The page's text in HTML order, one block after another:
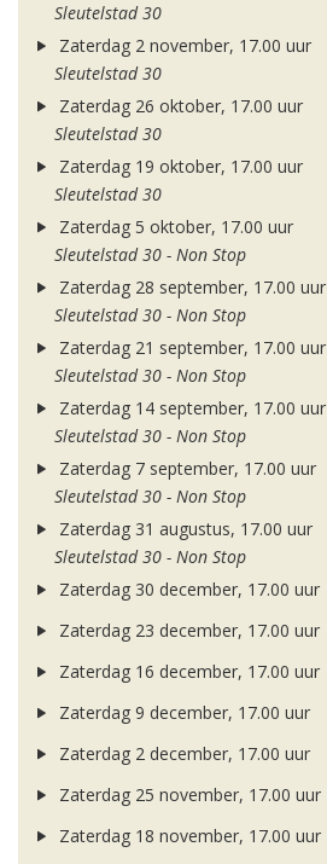
Sleutelstad 30
Zaterdag 2 november, 17.00 uur
Sleutelstad 30
Zaterdag 26 oktober, 17.00 uur
Sleutelstad 30
Zaterdag 19 oktober, 17.00 uur
Sleutelstad 30
Zaterdag 5 oktober, 17.00 uur
Sleutelstad 30 - Non Stop
Zaterdag 28 september, 17.00 uur
Sleutelstad 30 - Non Stop
Zaterdag 21 september, 17.00 uur
Sleutelstad 30 - Non Stop
Zaterdag 14 september, 17.00 uur
Sleutelstad 30 - Non Stop
Zaterdag 7 september, 17.00 uur
Sleutelstad 30 - Non Stop
Zaterdag 31 augustus, 17.00 uur
Sleutelstad 30 - Non Stop
Zaterdag 30 december, 17.00 uur
Zaterdag 23 december, 17.00 uur
Zaterdag 16 december, 17.00 uur
Zaterdag 9 december, 17.00 uur
Zaterdag 2 december, 17.00 uur
Zaterdag 25 november, 17.00 uur
Zaterdag 18 november, 17.00 uur